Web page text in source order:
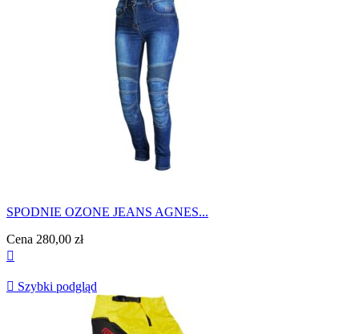
SPODNIE OZONE JEANS AGNES...
Cena 280,00 zł

 Szybki podgląd